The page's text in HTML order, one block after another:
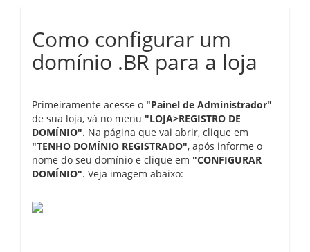
Como configurar um
domínio .BR para a loja
Primeiramente acesse o "Painel de Administrador"
de sua loja, vá no menu "LOJA>REGISTRO DE
DOMÍNIO". Na página que vai abrir, clique em
"TENHO DOMÍNIO REGISTRADO", após informe o
nome do seu domínio e clique em "CONFIGURAR
DOMÍNIO". Veja imagem abaixo: